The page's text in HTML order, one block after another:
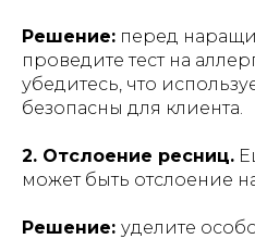
Решение: перед
проведите тест на
убедитесь, что
безопасны для клиента.
2. Отслоение ресниц.
может быть отслоение
Решение: уделите